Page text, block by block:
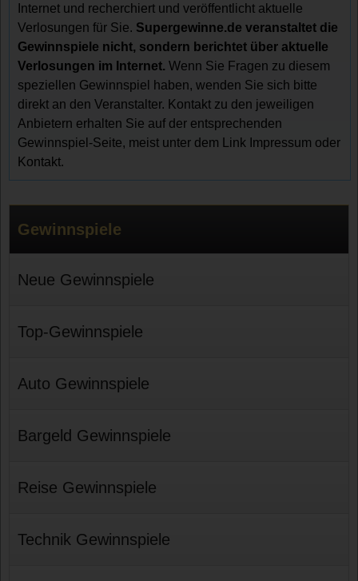
Internet und recherchiert und veröffentlicht aktuelle
Verlosungen für Sie. Supergewinne.de veranstaltet die
Gewinnspiele nicht, sondern berichtet über aktuelle
Verlosungen im Internet. Wenn Sie Fragen zu diesem
speziellen Gewinnspiel haben, wenden Sie sich bitte
direkt an den Veranstalter. Kontakt zu den jeweiligen
Anbietern erhalten Sie auf der entsprechenden
Gewinnspiel-Seite, meist unter dem Link Impressum oder
Kontakt.
Gewinnspiele
Neue Gewinnspiele
Top-Gewinnspiele
Auto Gewinnspiele
Bargeld Gewinnspiele
Reise Gewinnspiele
Technik Gewinnspiele